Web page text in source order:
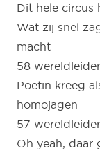
Dit hele circus
Wat zij snel
macht
58
Poetin kreeg
homojagen
57
Oh yeah, daar